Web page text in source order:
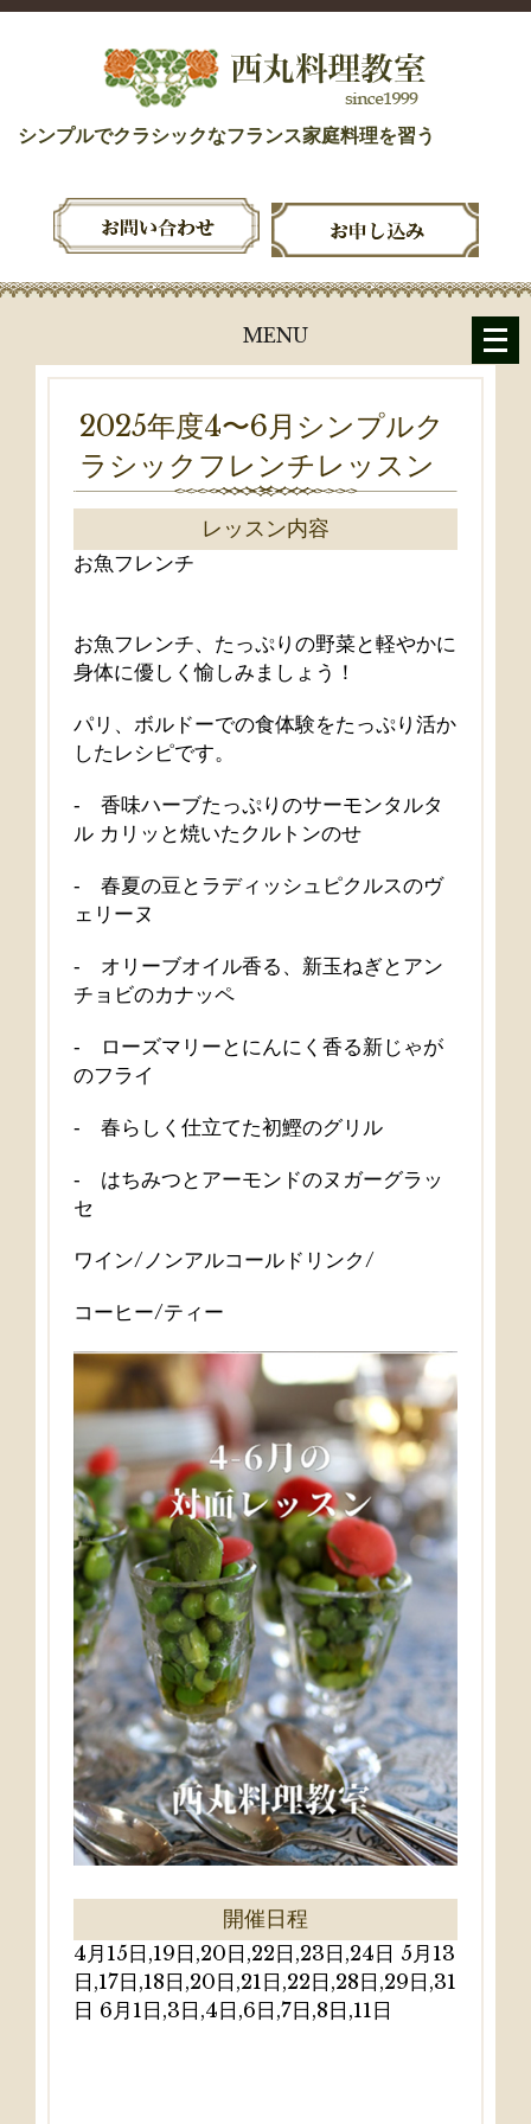
シンプルでクラシックなフランス家庭料理を習う
MENU
メ
ニ
ュ
2025年度4〜6月シンプルク
ラシックフレンチレッスン
レッスン内容
お魚フレンチ
お魚フレンチ、たっぷりの野菜と軽やかに
身体に優しく愉しみましょう！
パリ、ボルドーでの食体験をたっぷり活か
したレシピです。
‐ 香味ハーブたっぷりのサーモンタルタ
ル カリッと焼いたクルトンのせ
‐ 春夏の豆とラディッシュピクルスのヴ
ェリーヌ
‐ オリーブオイル香る、新玉ねぎとアン
チョビのカナッペ
‐ ローズマリーとにんにく香る新じゃが
のフライ
‐ 春らしく仕立てた初鰹のグリル
‐ はちみつとアーモンドのヌガーグラッ
セ
ワイン/ノンアルコールドリンク/
コーヒー/ティー
開催日程
4月15日,19日,20日,22日,23日,24日 5月13
日,17日,18日,20日,21日,22日,28日,29日,31
日 6月1日,3日,4日,6日,7日,8日,11日